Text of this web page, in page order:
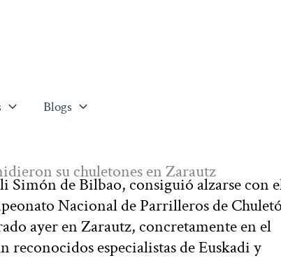
Blogs
su chuletones en Zarautz
Simón de Bilbao, consiguió alzarse con
Nacional de Parrilleros de
ayer en Zarautz, concretamente en el
especialistas de Euskadi y